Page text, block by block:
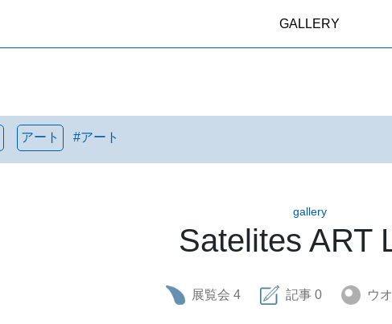
GALLERY
アート #アート
gallery
Satelites ART
展覧会 4 記事 0 ウ